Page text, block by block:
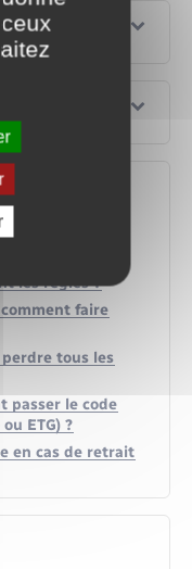
les règles ?
faire
tous les
passer le code
ETG) ?
en cas de retrait